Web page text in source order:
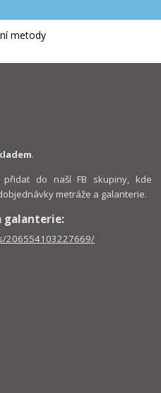
.
do naší FB skupiny, kde
metráže a galanterie.
galanterie:
206554103227669/